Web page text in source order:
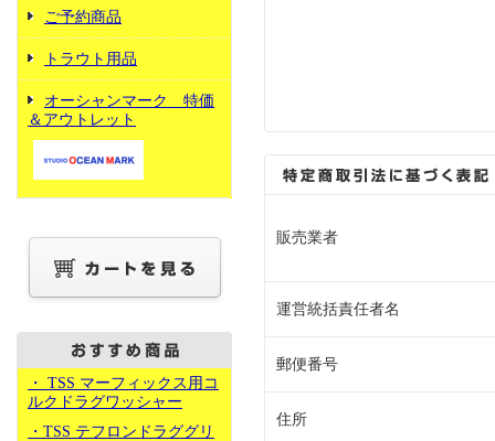
ご予約商品
トラウト用品
オーシャンマーク 特価
＆アウトレット
・ TSS マーフィックス用コ
ルクドラグワッシャー
・TSS テフロンドラググリ
販売業者
運営統括責任者名
郵便番号
住所